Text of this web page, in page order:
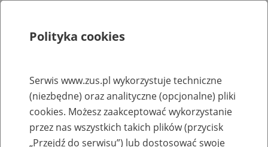
Rejestry, ewidencje i archiwa
Baza zlikwidowanych lub
Polityka cookies
Serwis www.zus.pl wykorzystuje techniczne
(niezbędne) oraz analityczne (opcjonalne) pliki
cookies. Możesz zaakceptować wykorzystanie
przez nas wszystkich takich plików (przycisk
„Przejdź do serwisu”) lub dostosować swoje